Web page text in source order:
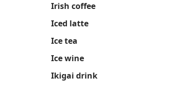
Irish coffee
Iced latte
Ice tea
Ice wine
Ikigai drink